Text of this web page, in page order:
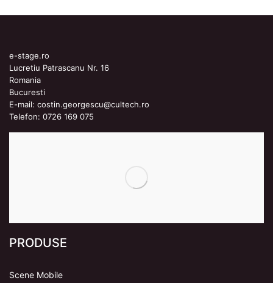
e-stage.ro
Lucretiu Patrascanu Nr. 16
Romania
Bucuresti
E-mail: costin.georgescu@cultech.ro
Telefon: 0726 169 075
PRODUSE
Scene Mobile